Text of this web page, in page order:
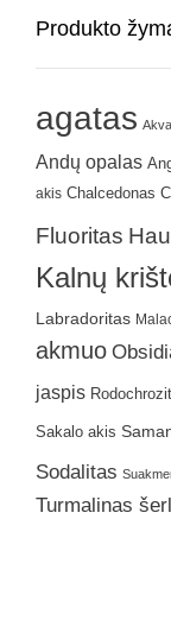
Produkto
agatas
Andų opalas
akis Chalcedonas
Fluoritas
Kalnų
Labradoritas
akmuo
jaspis
Sakalo akis
Sodalitas
Turmalinas